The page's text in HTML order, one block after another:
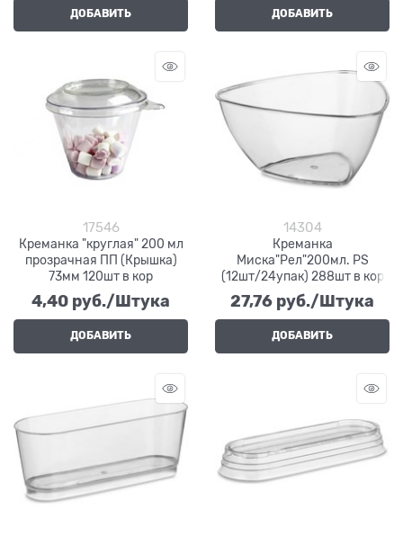
ДОБАВИТЬ ДОБАВИТЬ
17546
Креманка "круглая" 200 мл
прозрачная ПП (Крышка)
73мм 120шт в кор
4,40 руб./Штука
ДОБАВИТЬ
14304
Креманка
Миска"Рел"200мл. PS
(12шт/24упак) 288шт в кор
27,76 руб./Штука
ДОБАВИТЬ